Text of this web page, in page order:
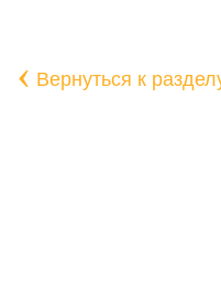
‹ Вернуться к